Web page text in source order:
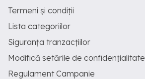
Termeni și condiții
Lista categoriilor
Siguranța tranzacțiilor
Modifică setările de confidențialitate
Regulament Campanie